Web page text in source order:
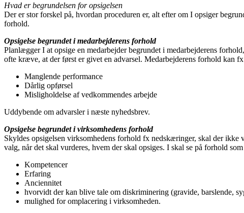
Hvad er begrundelsen for opsigelsen
Der er stor forskel på, hvordan proceduren er, alt efter om I opsiger
forhold.
Opsigelse begrundet i medarbejderens forhold
Planlægger I at opsige en medarbejder begrundet i medarbejderens
ofte kræve, at der først er givet en advarsel. Medarbejderens forhold kan
Manglende performance
Dårlig opførsel
Misligholdelse af vedkommendes arbejde
Uddybende om advarsler i næste nyhedsbrev.
Opsigelse begrundet i virksomhedens forhold
Skyldes opsigelsen virksomhedens forhold fx nedskæringer, skal der
valg, når det skal vurderes, hvem der skal opsiges. I skal se på forhold
Kompetencer
Erfaring
Anciennitet
hvorvidt der kan blive tale om diskriminering (gravide, barslende,
mulighed for omplacering i virksomheden.